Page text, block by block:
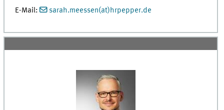
E-Mail: sarah.meessen(at)hrpepper.de